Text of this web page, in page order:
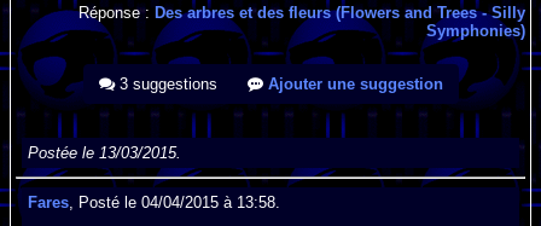
Réponse : Des arbres et des fleurs (Flowers and Trees - Silly
Symphonies)
3 suggestions Ajouter une suggestion
Postée le 13/03/2015.
Fares , Posté le 04/04/2015 à 13:58.